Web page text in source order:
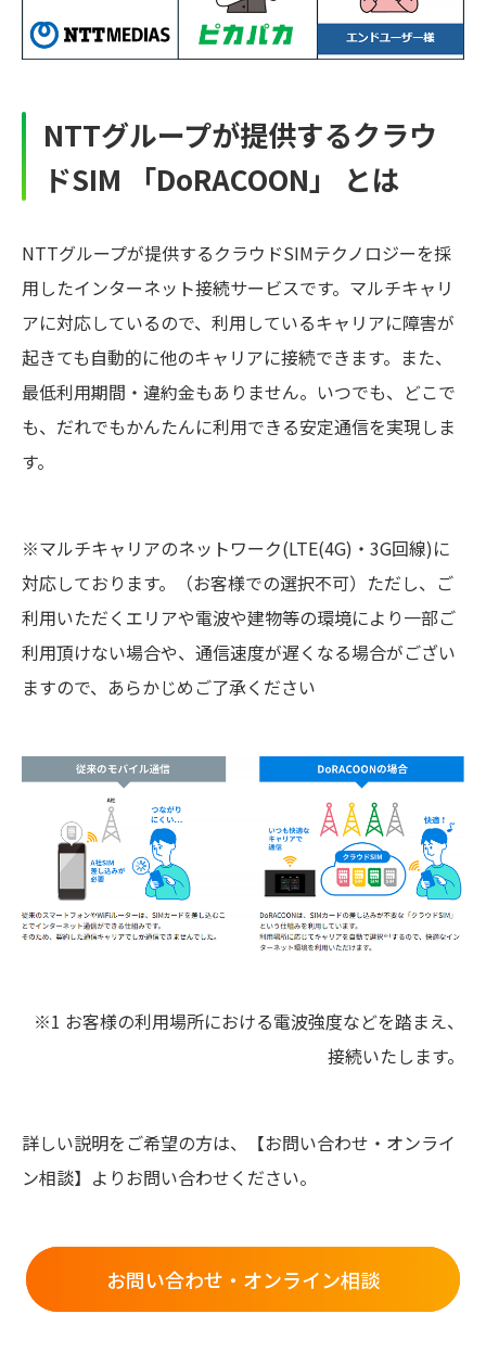
NTTグループが提供するクラウ
ドSIM 「DoRACOON」 とは
NTTグループが提供するクラウドSIMテクノロジーを採
用したインターネット接続サービスです。マルチキャリ
アに対応しているので、利用しているキャリアに障害が
起きても自動的に他のキャリアに接続できます。また、
最低利用期間・違約金もありません。いつでも、どこで
も、だれでもかんたんに利用できる安定通信を実現しま
す。
※マルチキャリアのネットワーク(LTE(4G)・3G回線)に
対応しております。（お客様での選択不可）ただし、ご
利用いただくエリアや電波や建物等の環境により一部ご
利用頂けない場合や、通信速度が遅くなる場合がござい
ますので、あらかじめご了承ください
※1 お客様の利用場所における電波強度などを踏まえ、
接続いたします。
詳しい説明をご希望の方は、【お問い合わせ・オンライ
ン相談】よりお問い合わせください。
お問い合わせ・オンライン相談